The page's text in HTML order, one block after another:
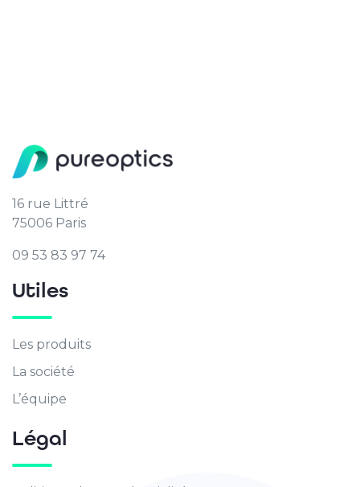
16 rue Littré
75006 Paris
09 53 83 97 74
Utiles
Les produits
La société
L’équipe
Légal